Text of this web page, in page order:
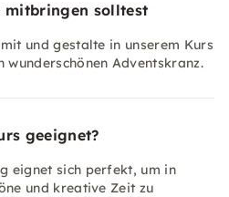
mitbringen solltest
und gestalte in unserem Kurs
wunderschönen Adventskranz.
geeignet?
eignet sich perfekt, um in
und kreative Zeit zu